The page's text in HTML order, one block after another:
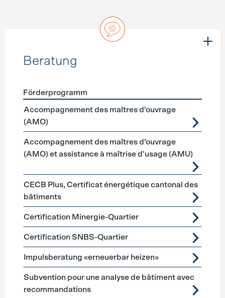
Beratung
Förderprogramme Beratung
Förderprogramm
Accompagnement des maîtres d’ouvrage
(AMO)
Accompagnement des maîtres d’ouvrage
(AMO) et assistance à maîtrise d'usage (AMU)
CECB Plus, Certificat énergétique cantonal des
bâtiments
Certification Minergie-Quartier
Certification SNBS-Quartier
Impulsberatung «erneuerbar heizen»
Subvention pour une analyse de bâtiment avec
recommandations